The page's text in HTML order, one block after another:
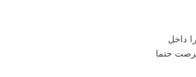
داخل
حتما